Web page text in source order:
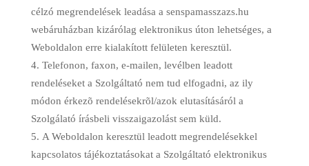
célzó megrendelések leadása a senspamasszazs.hu
webáruházban kizárólag elektronikus úton lehetséges, a
Weboldalon erre kialakított felületen keresztül.
Telefonon, faxon, e-mailen, levélben leadott
rendeléseket a Szolgáltató nem tud elfogadni, az ily
módon érkezõ rendelésekrõl/azok elutasításáról a
Szolgálató írásbeli visszaigazolást sem küld.
A Weboldalon keresztül leadott megrendelésekkel
kapcsolatos tájékoztatásokat a Szolgáltató elektronikus